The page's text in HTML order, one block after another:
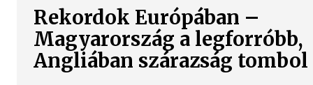
Rekordok Európában –
Magyarország a legforróbb,
Angliában szárazság tombol